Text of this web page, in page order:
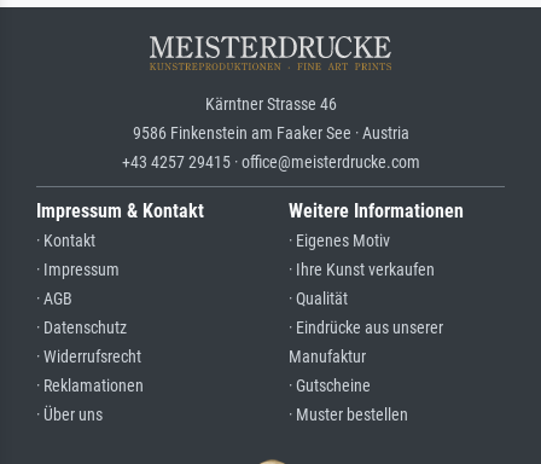
Kärntner Strasse 46
9586 Finkenstein am Faaker See · Austria
+43 4257 29415 · office@meisterdrucke.com
Impressum & Kontakt
· Kontakt
· Impressum
· AGB
· Datenschutz
· Widerrufsrecht
· Reklamationen
· Über uns
Weitere Informationen
· Eigenes Motiv
· Ihre Kunst verkaufen
· Qualität
· Eindrücke aus unserer
Manufaktur
· Gutscheine
· Muster bestellen